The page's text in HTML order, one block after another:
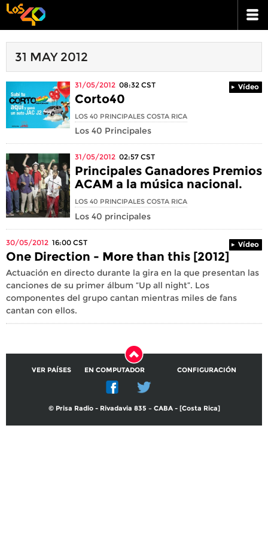
31 MAY 2012
31/05/2012 08:32 CST Vídeo
Corto40
LOS 40 PRINCIPALES COSTA RICA
Los 40 Principales
31/05/2012 02:57 CST
Principales Ganadores Premios
ACAM a la música nacional.
LOS 40 PRINCIPALES COSTA RICA
Los 40 principales
30/05/2012 16:00 CST Vídeo
One Direction - More than this [2012]
Actuación en directo durante la gira en la que presentan las
canciones de su primer álbum “Up all night”. Los
componentes del grupo cantan mientras miles de fans
cantan con ellos.
VER PAÍSES EN COMPUTADOR CONFIGURACIÓN
© Prisa Radio - Rivadavia 835 – CABA - [Costa Rica]